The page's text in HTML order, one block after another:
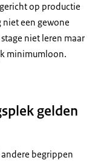
op productie
niet een gewone
niet leren maar
minimumloon.
gelden
begrippen